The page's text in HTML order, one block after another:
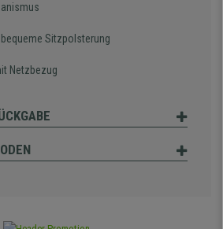
Sitzpolsterung
Netzbezug